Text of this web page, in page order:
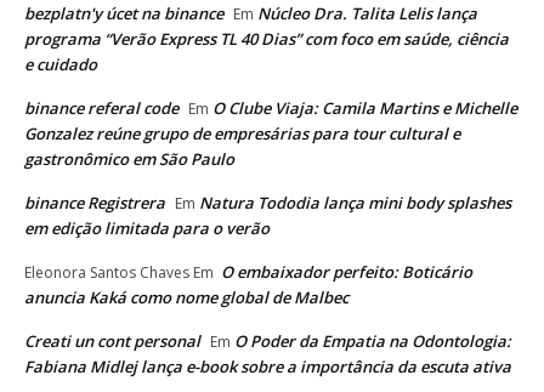
bezplatn'y úcet na binance Em Núcleo Dra. Talita Lelis lança
programa “Verão Express TL 40 Dias” com foco em saúde, ciência
e cuidado
binance referal code Em O Clube Viaja: Camila Martins e Michelle
Gonzalez reúne grupo de empresárias para tour cultural e
gastronômico em São Paulo
binance Registrera Em Natura Tododia lança mini body splashes
em edição limitada para o verão
Eleonora Santos Chaves Em O embaixador perfeito: Boticário
anuncia Kaká como nome global de Malbec
Creati un cont personal Em O Poder da Empatia na Odontologia:
Fabiana Midlej lança e-book sobre a importância da escuta ativa